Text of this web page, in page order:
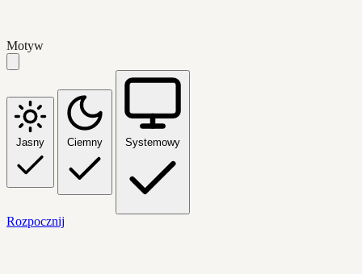
Motyw
Jasny Ciemny Systemowy
Rozpocznij